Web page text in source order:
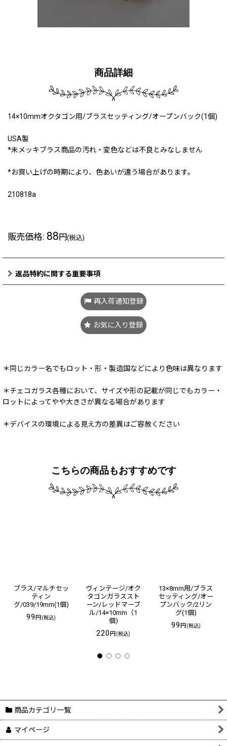
商品詳細
14×10mmオクタゴン用/ブラスセッティング/オープンバック(1個)
USA製
*未メッキブラス商品の汚れ・変色などは不良とみなしません
*お買い上げの時期により、色あいが違う場合があります。
210818a
販売価格: 88円(税込)
返品特約に関する重要事項
再入荷通知登録
お気に入り登録
＊同じカラー名でもロット・形・製造国などにより色味は異なります
＊チェコガラス各種において、サイズや形の記載が同じでもカラー・
ロットによってやや大きさが異なる場合があります
＊デバイスの環境による見え方の差異はご容赦ください
こちらの商品もおすすめです
ブラス/マルチセッ
ティン
グ/039/19mm(1個)
99円 (税込)
ヴィンテージ/オク
タゴンガラススト
ーン/レッドマーブ
ル/14×10mm（1
個)
220円 (税込)
13×8mm用/ブラス
セッティング/オー
プンバック/2リン
グ(1個)
99 円 (税込)
商品カテゴリ一覧
マイページ